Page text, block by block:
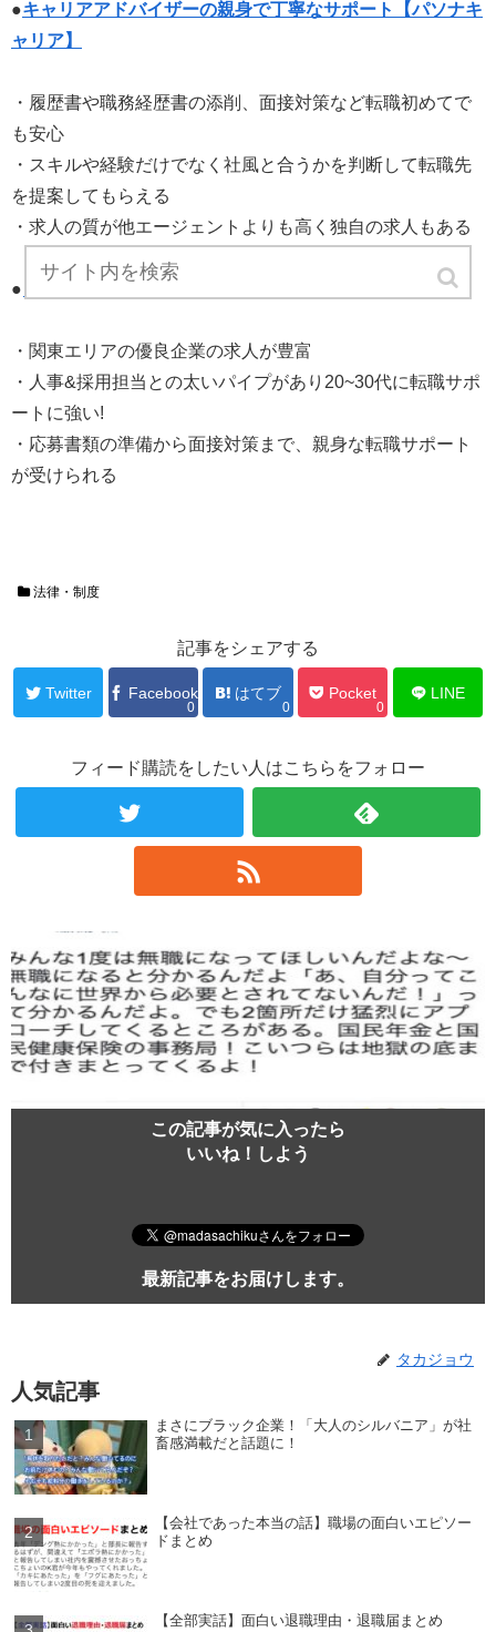
●キャリアアドバイザーの親身で丁寧なサポート【パソナキ
ャリア】
・履歴書や職務経歴書の添削、面接対策など転職初めてで
も安心
・スキルや経験だけでなく社風と合うかを判断して転職先
を提案してもらえる
・求人の質が他エージェントよりも高く独自の求人もある
●
・関東エリアの優良企業の求人が豊富
・人事&採用担当との太いパイプがあり20~30代に転職サポ
ートに強い!
・応募書類の準備から面接対策まで、親身な転職サポート
が受けられる
法律・制度
記事をシェアする
Twitter Facebook
0
はてブ
0
Pocket
0
LINE
フィード購読をしたい人はこちらをフォロー
この記事が気に入ったら
いいね！しよう
最新記事をお届けします。
タカジョウ
人気記事
まさにブラック企業！「大人のシルバニア」が社
畜感満載だと話題に！
【会社であった本当の話】職場の面白いエピソー
ドまとめ
【全部実話】面白い退職理由・退職届まとめ